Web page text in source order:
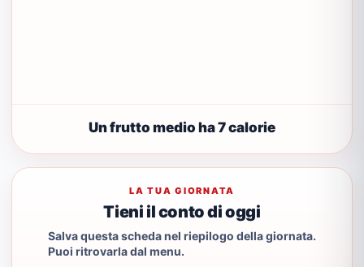
Un frutto medio ha 7 calorie
LA TUA GIORNATA
Tieni il conto di oggi
Salva questa scheda nel riepilogo della giornata.
Puoi ritrovarla dal menu.